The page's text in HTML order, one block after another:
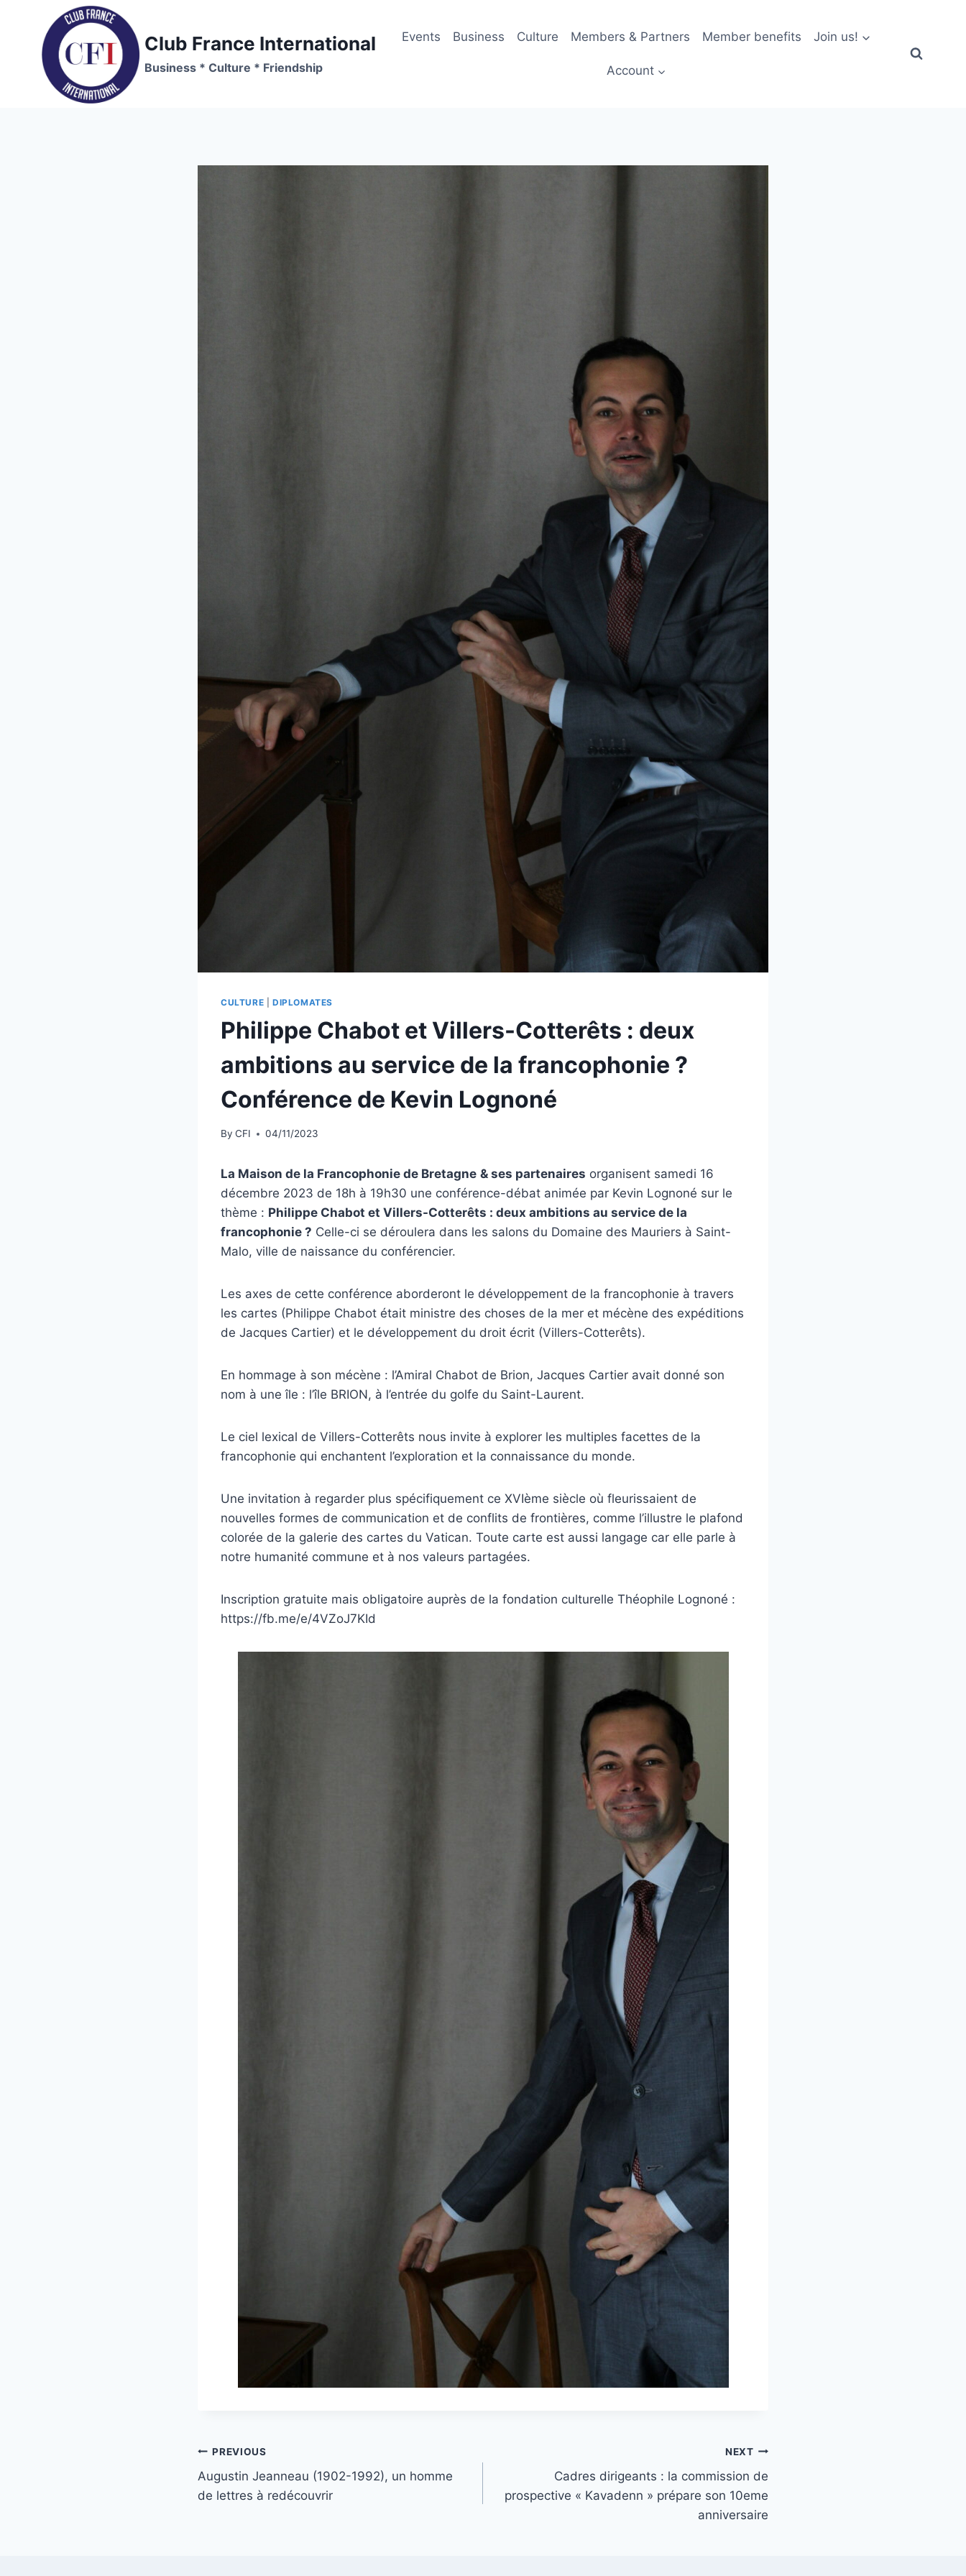
content
Club France International
Business * Culture * Friendship
Events Business Culture Members & Partners Member benefits Join us!
Account
CULTURE DIPLOMATES
Philippe Chabot et Villers-Cotterêts : deux
ambitions au service de la francophonie ?
Conférence de Kevin Lognoné
By CFI 04/11/2023
La Maison de la Francophonie de Bretagne & ses partenaires organisent samedi 16
décembre 2023 de 18h à 19h30 une conférence-débat animée par Kevin Lognoné sur le
thème : Philippe Chabot et Villers-Cotterêts : deux ambitions au service de la
francophonie ? Celle-ci se déroulera dans les salons du Domaine des Mauriers à Saint-
Malo, ville de naissance du conférencier.
Les axes de cette conférence aborderont le développement de la francophonie à travers
les cartes (Philippe Chabot était ministre des choses de la mer et mécène des expéditions
de Jacques Cartier) et le développement du droit écrit (Villers-Cotterêts).
En hommage à son mécène : l’Amiral Chabot de Brion, Jacques Cartier avait donné son
nom à une île : l’île BRION, à l’entrée du golfe du Saint-Laurent.
Le ciel lexical de Villers-Cotterêts nous invite à explorer les multiples facettes de la
francophonie qui enchantent l’exploration et la connaissance du monde.
Une invitation à regarder plus spécifiquement ce XVIème siècle où fleurissaient de
nouvelles formes de communication et de conflits de frontières, comme l’illustre le plafond
colorée de la galerie des cartes du Vatican. Toute carte est aussi langage car elle parle à
notre humanité commune et à nos valeurs partagées.
Inscription gratuite mais obligatoire auprès de la fondation culturelle Théophile Lognoné :
https://fb.me/e/4VZoJ7KId
Post
navigation
PREVIOUS
Augustin Jeanneau (1902-1992), un homme
de lettres à redécouvrir
NEXT
Cadres dirigeants : la commission de
prospective « Kavadenn » prépare son 10eme
anniversaire